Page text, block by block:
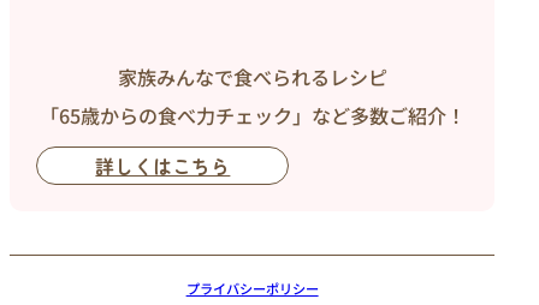
家族みんなで食べられるレシピ
「65歳からの食べ力チェック」など多数ご紹介！
詳しくはこちら
プライバシーポリシー